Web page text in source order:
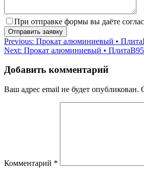
При отправке формы вы даёте
Навигация
по
записям
Previous: Прокат алюминиевый •
Next: Прокат алюминиевый •
Добавить комментарий
Ваш адрес email не будет опубликован.
Комментарий *